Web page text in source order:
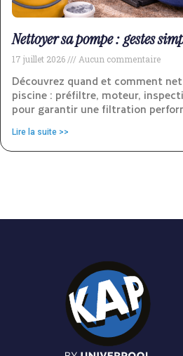
Nettoyer sa pompe : gestes
17 juillet 2026 Aucun commentaire
Découvrez quand et comment
piscine : préfiltre, moteur,
pour garantir une filtration
Lire la suite >>